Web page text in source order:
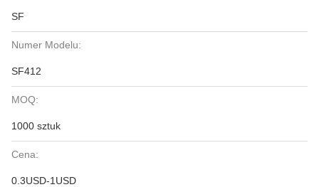
SF
Numer Modelu:
SF412
MOQ:
1000 sztuk
Cena:
0.3USD-1USD